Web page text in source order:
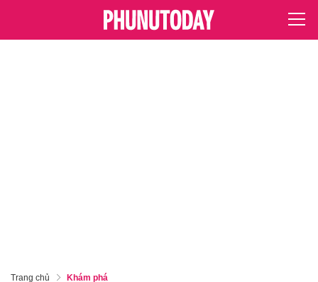
Trang chủ Khám phá